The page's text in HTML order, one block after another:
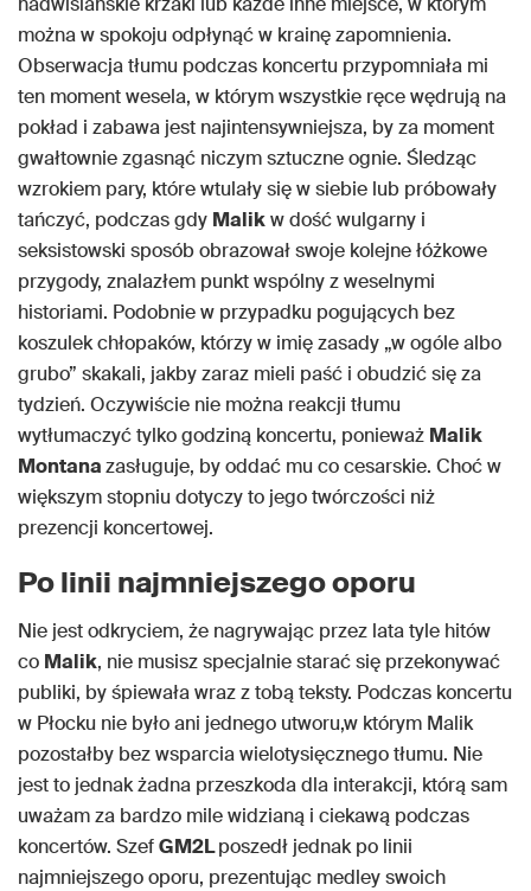
można w spokoju odpłynąć w krainę zapomnienia.
Obserwacja tłumu podczas koncertu przypomniała mi
ten moment wesela, w którym wszystkie ręce wędrują na
pokład i zabawa jest najintensywniejsza, by za moment
gwałtownie zgasnąć niczym sztuczne ognie. Śledząc
wzrokiem pary, które wtulały się w siebie lub próbowały
tańczyć, podczas gdy Malikw dość wulgarny i
seksistowski sposób obrazował swoje kolejne łóżkowe
przygody, znalazłem punkt wspólny z weselnymi
historiami. Podobnie w przypadku pogujących bez
koszulek chłopaków, którzy w imię zasady „w ogóle albo
grubo” skakali, jakby zaraz mieli paść i obudzić się za
tydzień. Oczywiście nie można reakcji tłumu
wytłumaczyć tylko godziną koncertu, ponieważ Malik
Montanazasługuje, by oddać mu co cesarskie. Choć w
większym stopniu dotyczy to jego twórczości niż
prezencji koncertowej.
Po linii najmniejszego oporu
Nie jest odkryciem, że nagrywając przez lata tyle hitów
co Malik, nie musisz specjalnie starać się przekonywać
publiki, by śpiewała wraz z tobą teksty. Podczas koncertu
w Płocku nie było ani jednego utworu,w którym Malik
pozostałby bez wsparcia wielotysięcznego tłumu. Nie
jest to jednak żadna przeszkoda dla interakcji, którą sam
uważam za bardzo mile widzianą i ciekawą podczas
koncertów. SzefGM2Lposzedł jednak po linii
najmniejszego oporu, prezentując medley swoich